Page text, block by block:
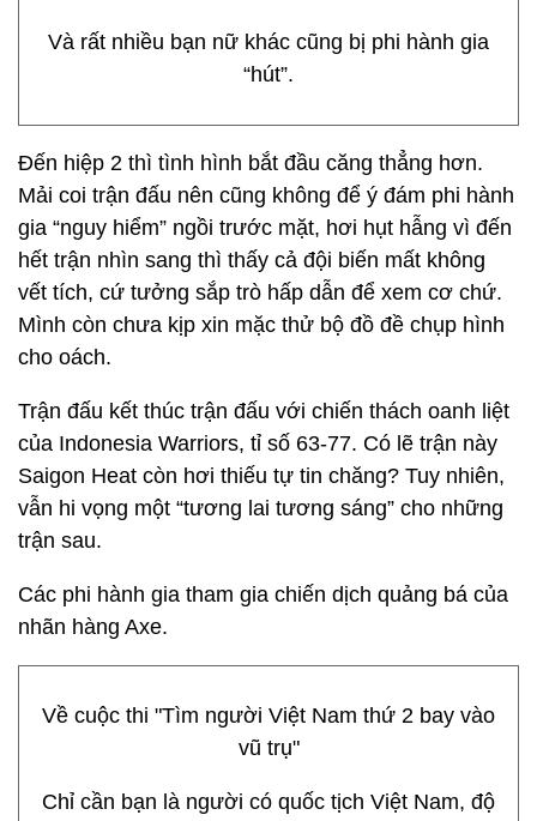
Và rất nhiều bạn nữ khác cũng bị phi hành gia
“hút”.
Đến hiệp 2 thì tình hình bắt đầu căng thẳng hơn.
Mải coi trận đấu nên cũng không để ý đám phi hành
gia “nguy hiểm” ngồi trước mặt, hơi hụt hẫng vì đến
hết trận nhìn sang thì thấy cả đội biến mất không
vết tích, cứ tưởng sắp trò hấp dẫn để xem cơ chứ.
Mình còn chưa kịp xin mặc thử bộ đồ đề chụp hình
cho oách.
Trận đấu kết thúc trận đấu với chiến thách oanh liệt
của Indonesia Warriors, tỉ số 63-77. Có lẽ trận này
Saigon Heat còn hơi thiếu tự tin chăng? Tuy nhiên,
vẫn hi vọng một “tương lai tương sáng” cho những
trận sau.
Các phi hành gia tham gia chiến dịch quảng bá của
nhãn hàng Axe.
Về cuộc thi "Tìm người Việt Nam thứ 2 bay vào
vũ trụ"
Chỉ cần bạn là người có quốc tịch Việt Nam, độ